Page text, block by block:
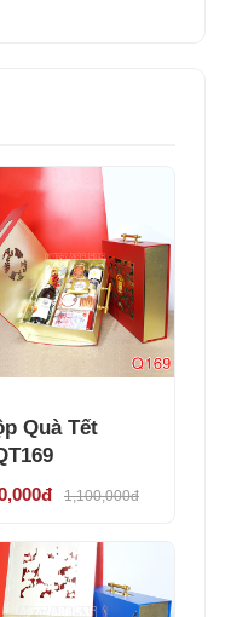
Quà Tết
1,100,000đ